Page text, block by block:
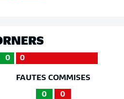
0 0
FAUTES COMMISES
0 0